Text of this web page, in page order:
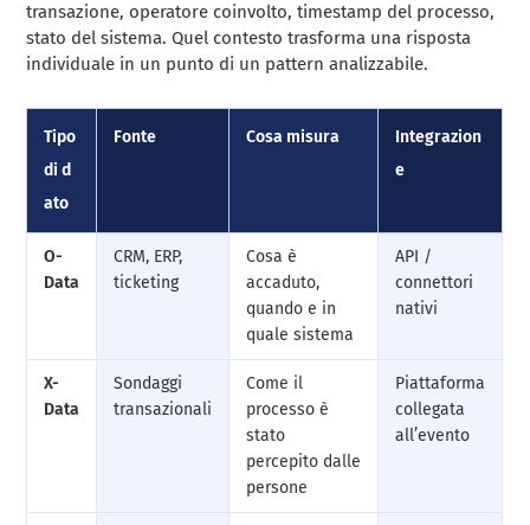
transazione, operatore coinvolto, timestamp del processo,
stato del sistema. Quel contesto trasforma una risposta
individuale in un punto di un pattern analizzabile.
Tipo
di d
ato
Fonte Cosa misura
Integrazion
e
O-
Data
CRM, ERP,
ticketing
Cosa è
accaduto,
quando e in
quale sistema
API /
connettori
nativi
X-
Data
Sondaggi
transazionali
Come il
processo è
stato
percepito dalle
persone
Piattaforma
collegata
all’evento